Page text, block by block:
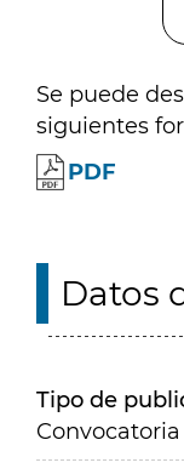
Se puede
siguientes
PDF
Datos
Tipo de